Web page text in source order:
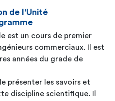
de l'Unité
est un cours de premier
commerciaux. Il est
années du grade de
présenter les savoirs et
discipline scientifique. Il